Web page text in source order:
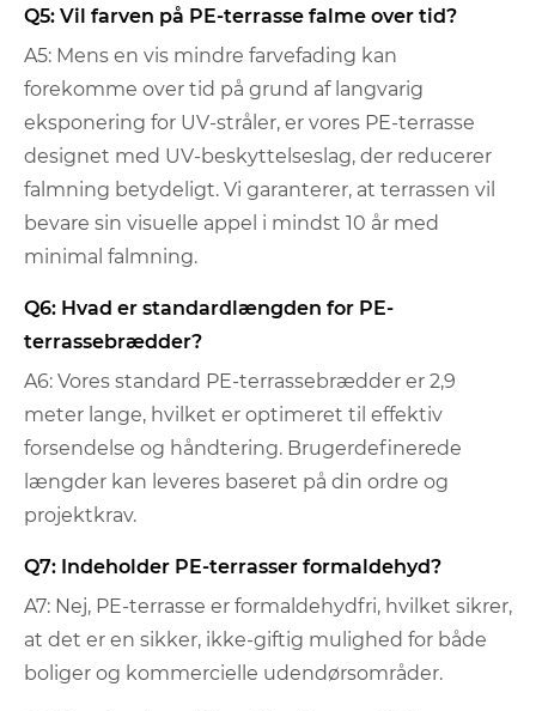
Q5: Vil farven på PE-terrasse falme over tid?
A5: Mens en vis mindre farvefading kan
forekomme over tid på grund af langvarig
eksponering for UV-stråler, er vores PE-terrasse
designet med UV-beskyttelseslag, der reducerer
falmning betydeligt. Vi garanterer, at terrassen vil
bevare sin visuelle appel i mindst 10 år med
minimal falmning.
Q6: Hvad er standardlængden for PE-
terrassebrædder?
A6: Vores standard PE-terrassebrædder er 2,9
meter lange, hvilket er optimeret til effektiv
forsendelse og håndtering. Brugerdefinerede
længder kan leveres baseret på din ordre og
projektkrav.
Q7: Indeholder PE-terrasser formaldehyd?
A7: Nej, PE-terrasse er formaldehydfri, hvilket sikrer,
at det er en sikker, ikke-giftig mulighed for både
boliger og kommercielle udendørsområder.